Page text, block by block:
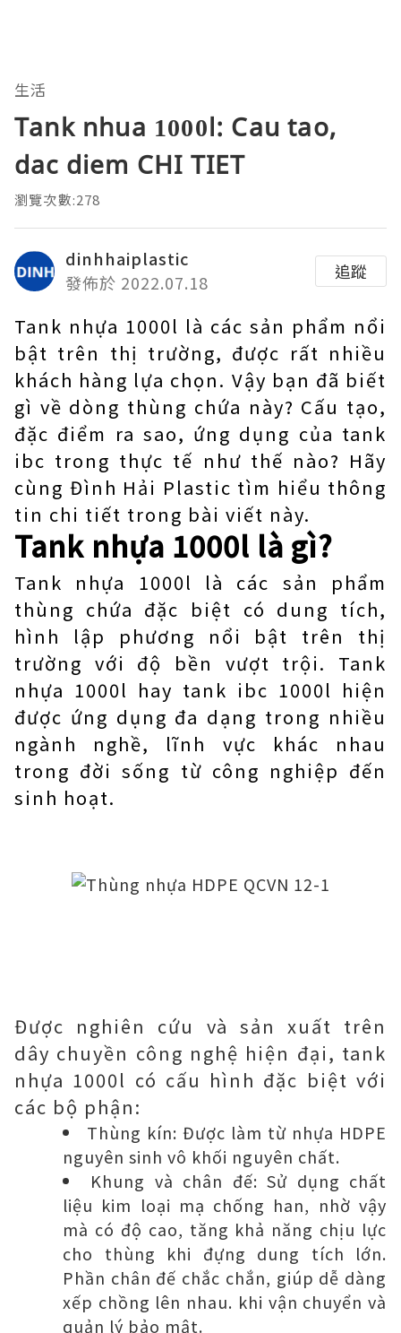
生活
Tank nhua 1000l: Cau tao,
dac diem CHI TIET
瀏覽次數:278
dinhhaiplastic
發佈於 2022.07.18
追蹤
Tank nhựa 1000l là các sản phẩm nổi
bật trên thị trường, được rất nhiều
khách hàng lựa chọn. Vậy bạn đã biết
gì về dòng thùng chứa này? Cấu tạo,
đặc điểm ra sao, ứng dụng của tank
ibc trong thực tế như thế nào? Hãy
cùng Đình Hải Plastic tìm hiểu thông
tin chi tiết trong bài viết này.
Tank nhựa 1000l là gì?
Tank nhựa 1000l là các sản phẩm
thùng chứa đặc biệt có dung tích,
hình lập phương nổi bật trên thị
trường với độ bền vượt trội. Tank
nhựa 1000l hay tank ibc 1000l hiện
được ứng dụng đa dạng trong nhiều
ngành nghề, lĩnh vực khác nhau
trong đời sống từ công nghiệp đến
sinh hoạt.
Được nghiên cứu và sản xuất trên
dây chuyền công nghệ hiện đại, tank
nhựa 1000l có cấu hình đặc biệt với
các bộ phận:
Thùng kín: Được làm từ nhựa HDPE
nguyên sinh vô khối nguyên chất.
Khung và chân đế: Sử dụng chất
liệu kim loại mạ chống han, nhờ vậy
mà có độ cao, tăng khả năng chịu lực
cho thùng khi đựng dung tích lớn.
Phần chân đế chắc chắn, giúp dễ dàng
xếp chồng lên nhau. khi vận chuyển và
quản lý bảo mật.